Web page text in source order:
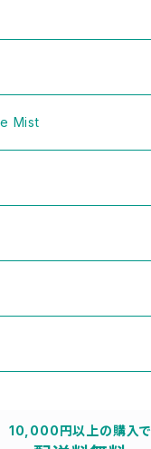
Mist
10,000円以上の購入で